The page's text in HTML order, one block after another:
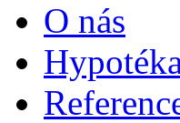
O nás